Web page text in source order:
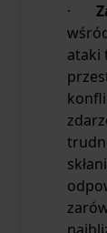
·
ataki